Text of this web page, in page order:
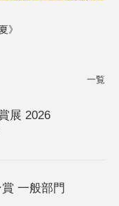
》
一覧
展 2026
一般部門